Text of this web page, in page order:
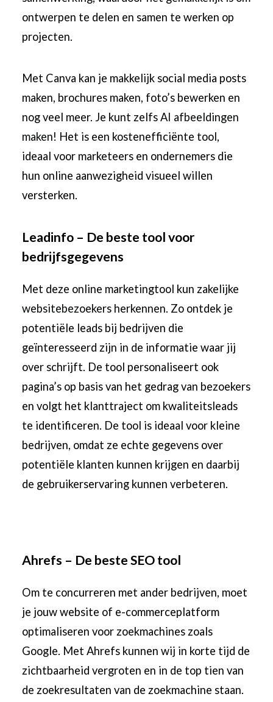
ontwerpen te delen en samen te werken op
projecten.
Met Canva kan je makkelijk social media posts
maken, brochures maken, foto’s bewerken en
nog veel meer. Je kunt zelfsAI afbeeldingen
maken! Het is een kostenefficiënte tool,
ideaal voor marketeers en ondernemers die
hun online aanwezigheid visueel willen
versterken.
Leadinfo – De beste tool voor
bedrijfsgegevens
Met deze online marketingtool kun zakelijke
websitebezoekers herkennen. Zo ontdek je
potentiële leads bij bedrijven die
geïnteresseerd zijn in de informatie waar jij
over schrijft. De tool personaliseert ook
pagina’s op basis van het gedrag van bezoekers
en volgt het klanttraject om kwaliteitsleads
te identificeren. De tool is ideaal voor kleine
bedrijven, omdat ze echte gegevens over
potentiële klanten kunnen krijgen en daarbij
de gebruikerservaring kunnen verbeteren.
Ahrefs – De beste SEO tool
Om te concurreren met ander bedrijven, moet
je jouw website of e-commerceplatform
optimaliseren voor zoekmachines zoals
Google. Met Ahrefs kunnen wij in korte tijd de
zichtbaarheid vergroten en in de top tien van
de zoekresultaten van de zoekmachine staan.